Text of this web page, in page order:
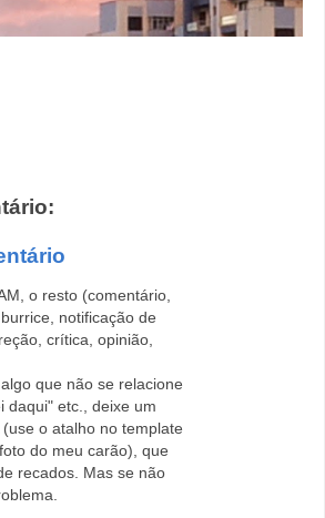
o resto (comentário,
notificação de
crítica, opinião,
que não se relacione
daqui" etc., deixe um
o atalho no template
do meu carão), que
recados. Mas se não